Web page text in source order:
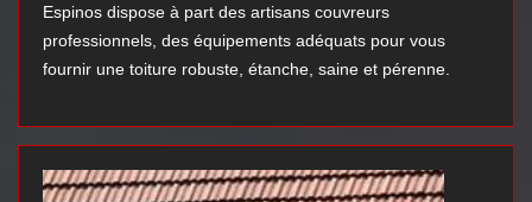
Espinos dispose à part des artisans couvreurs
professionnels, des équipements adéquats pour vous
fournir une toiture robuste, étanche, saine et pérenne.